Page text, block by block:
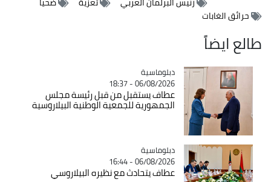
حرائق الغابات
طالع ايضاً
Catégorie
دبلوماسية
06/08/2026 - 18:37
عطاف يستقبل من قبل رئيسة مجلس
الجمهورية للجمعية الوطنية البيلاروسية
Catégorie
دبلوماسية
06/08/2026 - 16:44
عطاف يتحادث مع نظيره البيلاروسي